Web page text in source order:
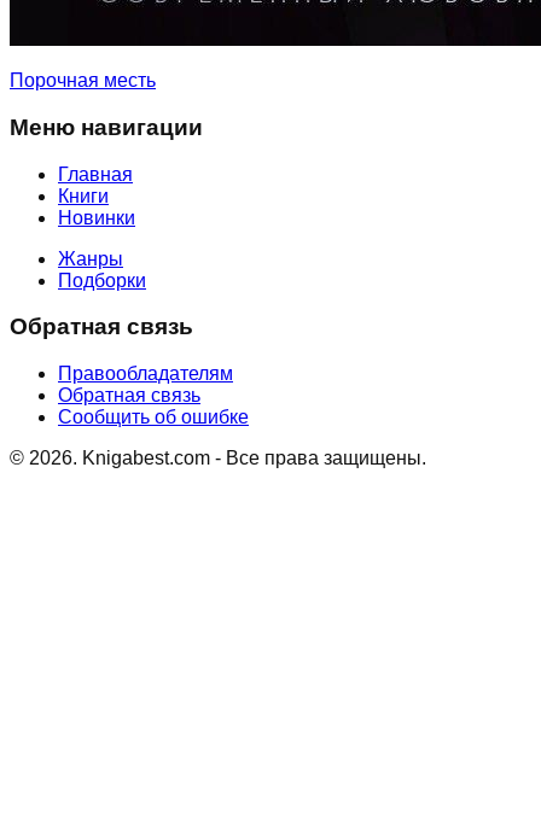
Порочная месть
Меню навигации
Главная
Книги
Новинки
Жанры
Подборки
Обратная связь
Правообладателям
Обратная связь
Сообщить об ошибке
© 2026. Knigabest.com - Все права защищены.